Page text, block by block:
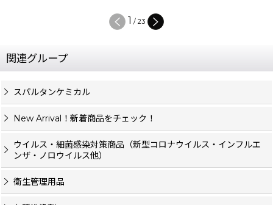
1 / 23
関連グループ
スパルタンケミカル
New Arrival！新着商品をチェック！
ウイルス・細菌感染対策商品（新型コロナウイルス・インフルエ
ンザ・ノロウイルス他）
衛生管理用品